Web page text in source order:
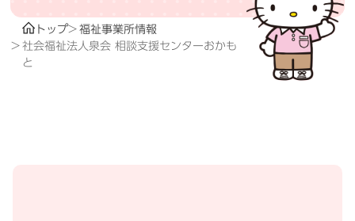
トップ
福祉事業所情報
社会福祉法人泉会 相談支援センターおかも
と